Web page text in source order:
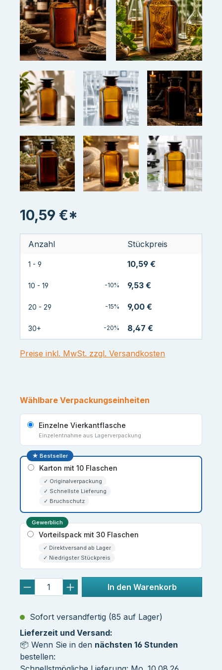
10,59 €*
Anzahl Stückpreis
1 - 9 10,59 €
10 - 19 -10% 9,53 €
20 - 29 -15% 9,00 €
30+ -20% 8,47 €
Preise inkl. MwSt. zzgl. Versandkosten
Wählbare Verpackungseinheiten
Einzelne Vierkantflasche
Einzelentnahme aus Lagerverpackung
★ Bestseller
Karton mit 10 Flaschen
✓ Originalverpackung
✓ Schnellste Lieferung
✓ Bruchschutz
Gewerblich
Vorteilspack mit 30 Flaschen
✓ Direktversand ab Lager
✓ Niedrigster Stückpreis
In den Warenkorb
Sofort versandfertig (85 auf Lager)
Lieferzeit und Versand:
📦 Wenn Sie in den nächsten 16 Stunden
bestellen: